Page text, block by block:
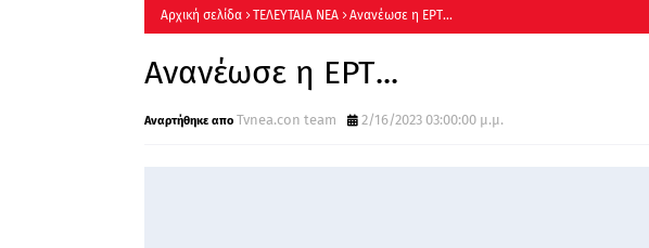
Αρχική σελίδα ΤΕΛΕΥΤΑΙΑ ΝΕΑ Ανανέωσε η ΕΡΤ...
Ανανέωσε η ΕΡΤ...
Tvnea.con team 2/16/2023 03:00:00 μ.μ.